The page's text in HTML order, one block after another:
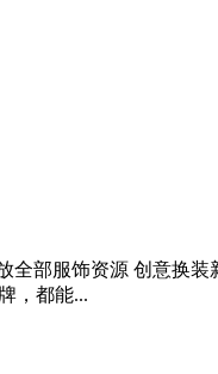
部服饰资源 创意换
，都能...